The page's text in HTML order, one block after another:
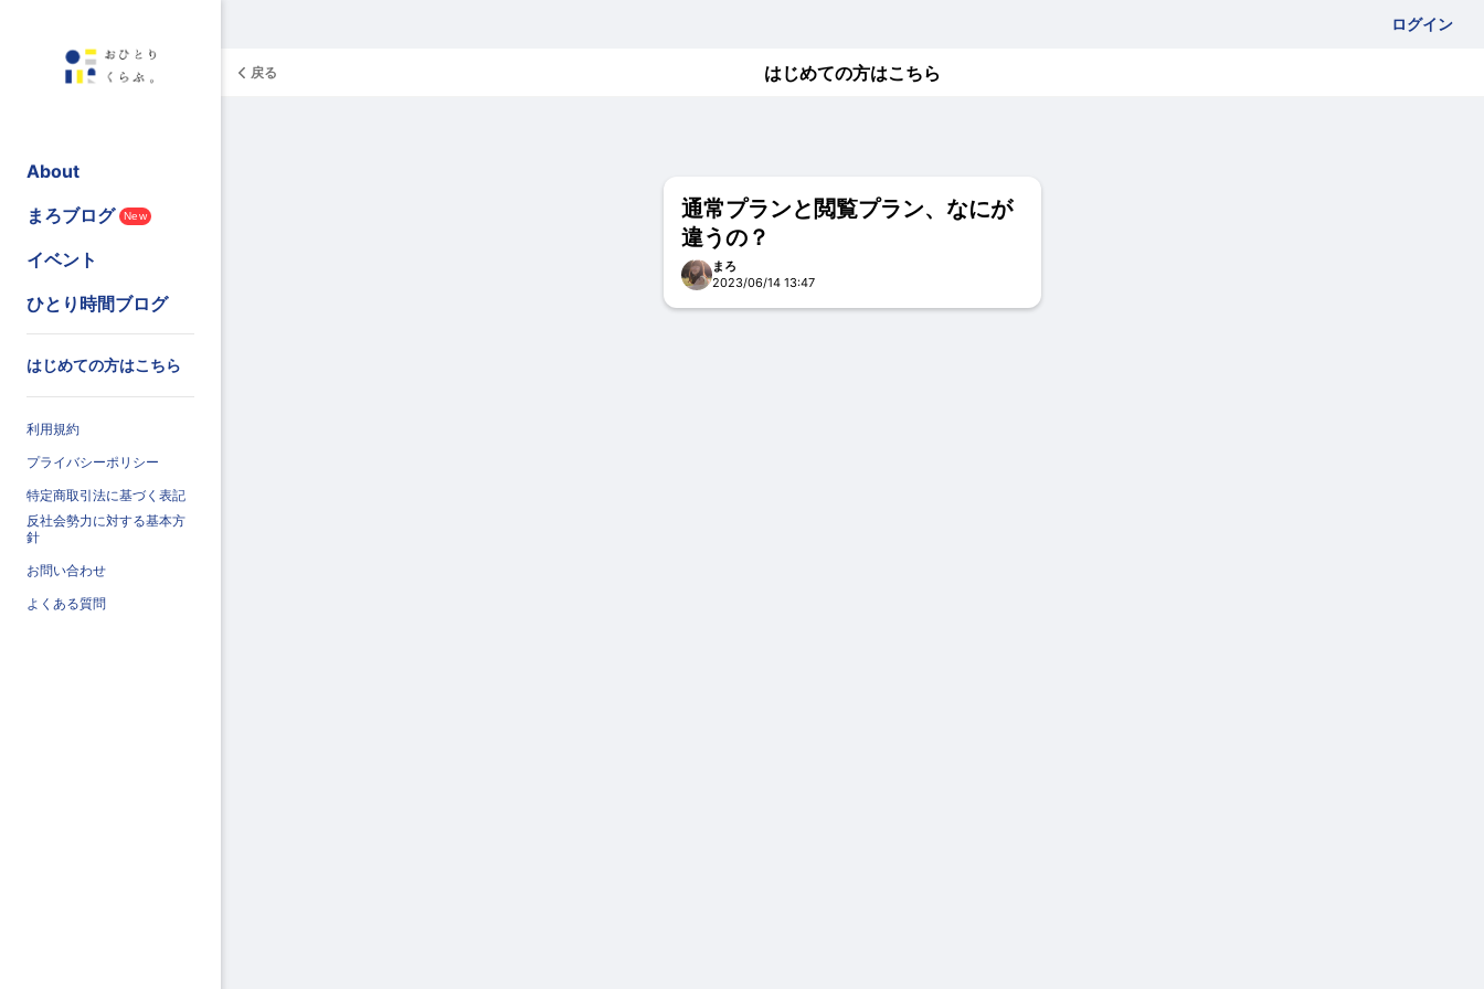
ログイン
About
まろブログ
New
イベント
ひとり時間ブログ
はじめての方はこちら
利用規約
プライバシーポリシー
特定商取引法に基づく表記
反社会勢力に対する基本方
針
お問い合わせ
よくある質問
戻る はじめての方はこちら
通常プランと閲覧プラン、なにが
違うの？
まろ
2023/06/14 13:47